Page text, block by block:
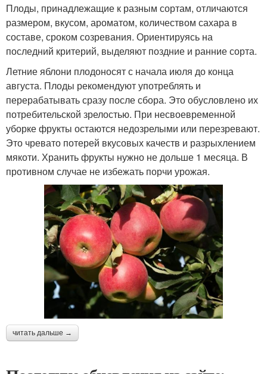
Плоды, принадлежащие к разным сортам, отличаются
размером, вкусом, ароматом, количеством сахара в
составе, сроком созревания. Ориентируясь на
последний критерий, выделяют поздние и ранние сорта.
Летние яблони плодоносят с начала июля до конца
августа. Плоды рекомендуют употреблять и
перерабатывать сразу после сбора. Это обусловлено их
потребительской зрелостью. При несвоевременной
уборке фрукты остаются недозрелыми или перезревают.
Это чревато потерей вкусовых качеств и разрыхлением
мякоти. Хранить фрукты нужно не дольше 1 месяца. В
противном случае не избежать порчи урожая.
читать дальше →